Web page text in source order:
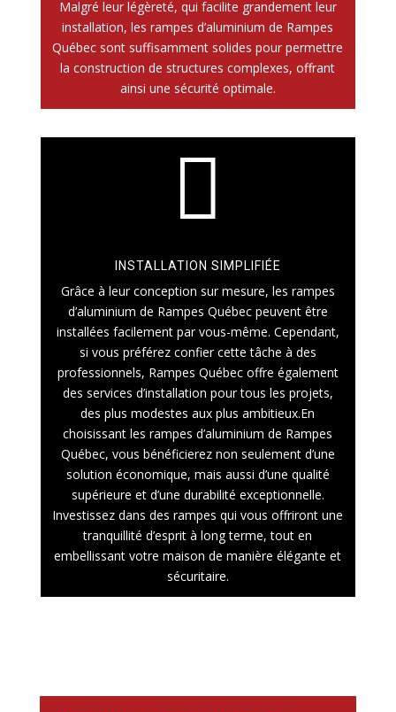
Malgré leur légèreté, qui facilite grandement leur
installation, les rampes d’aluminium de Rampes
Québec sont suffisamment solides pour permettre
la construction de structures complexes, offrant
ainsi une sécurité optimale.

INSTALLATION SIMPLIFIÉE
Grâce à leur conception sur mesure, les rampes
d’aluminium de Rampes Québec peuvent être
installées facilement par vous-même. Cependant,
si vous préférez confier cette tâche à des
professionnels, Rampes Québec offre également
des services d’installation pour tous les projets,
des plus modestes aux plus ambitieux.En
choisissant les rampes d’aluminium de Rampes
Québec, vous bénéficierez non seulement d’une
solution économique, mais aussi d’une qualité
supérieure et d’une durabilité exceptionnelle.
Investissez dans des rampes qui vous offriront une
tranquillité d’esprit à long terme, tout en
embellissant votre maison de manière élégante et
sécuritaire.